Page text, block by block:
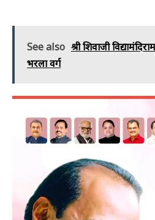
See also श्री शिवाजी
भरला वर्ग